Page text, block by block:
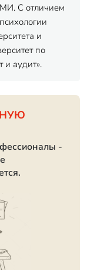
С отличием
и
по
и аудит».
-